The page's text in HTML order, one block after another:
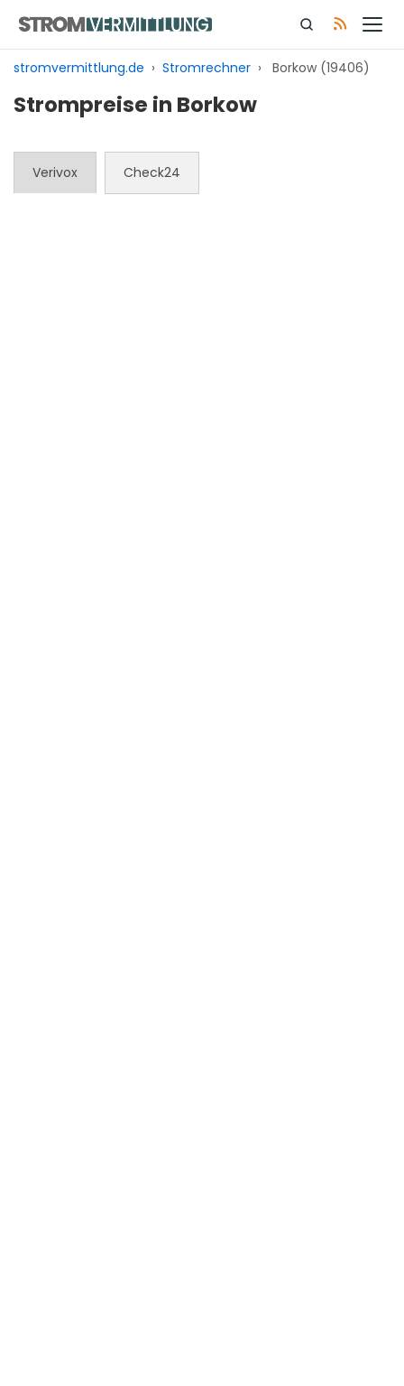
Inhalt
springen
stromvermittlung.de › Stromrechner › Borkow (19406)
Strompreise in Borkow
Verivox Check24